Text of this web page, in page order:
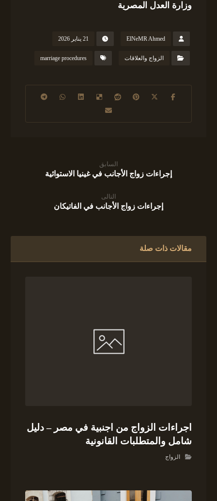
وزارة العدل المصرية
ElNeMR Ahmed 21 يناير 2026
الزواج والعلاقات marriage procedures
السابق
إجراءات زواج الأجانب في غينيا الاستوائية
التالى
إجراءات زواج الأجانب في الفاتيكان
مقالات ذات صلة
اجراءات الزواج من اجنبية في مصر – دليل
شامل والمتطلبات القانونية
الزواج